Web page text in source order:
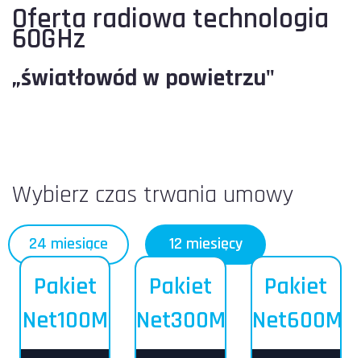
Oferta radiowa technologia
60GHz
„światłowód w powietrzu"
Wybierz czas trwania umowy
24 miesiące 12 miesięcy
Pakiet
Net100M
Pakiet
Net300M
Pakiet
Net600M